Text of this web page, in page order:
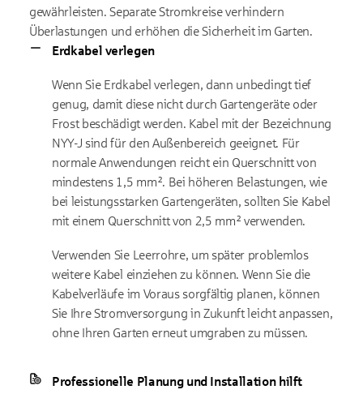
gewährleisten. Separate Stromkreise verhindern
Überlastungen und erhöhen die Sicherheit im Garten.
Erdkabel verlegen
Wenn Sie Erdkabel verlegen, dann unbedingt tief
genug, damit diese nicht durch Gartengeräte oder
Frost beschädigt werden. Kabel mit der Bezeichnung
NYY-J sind für den Außenbereich geeignet. Für
normale Anwendungen reicht ein Querschnitt von
mindestens 1,5 mm². Bei höheren Belastungen, wie
bei leistungsstarken Gartengeräten, sollten Sie Kabel
mit einem Querschnitt von 2,5 mm² verwenden.
Verwenden Sie Leerrohre, um später problemlos
weitere Kabel einziehen zu können. Wenn Sie die
Kabelverläufe im Voraus sorgfältig planen, können
Sie Ihre Stromversorgung in Zukunft leicht anpassen,
ohne Ihren Garten erneut umgraben zu müssen.
Professionelle Planung und Installation hilft